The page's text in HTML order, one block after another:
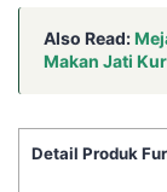
Also Read:
Makan Jati
Detail Produk